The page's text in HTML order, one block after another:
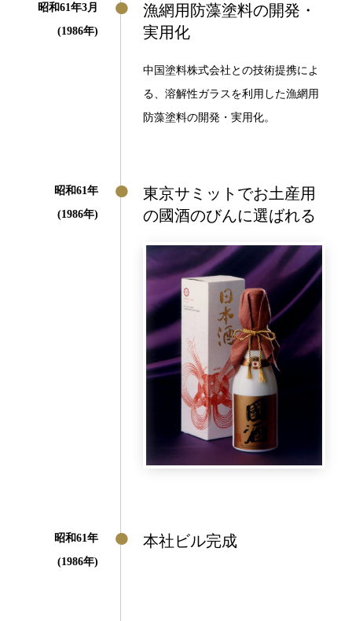
昭和61年3月
(1986年)
漁網用防藻塗料の開発・
実用化
中国塗料株式会社との技術提携によ
る、溶解性ガラスを利用した漁網用
防藻塗料の開発・実用化。
昭和61年
(1986年)
東京サミットでお土産用
の國酒のびんに選ばれる
昭和61年
(1986年)
本社ビル完成